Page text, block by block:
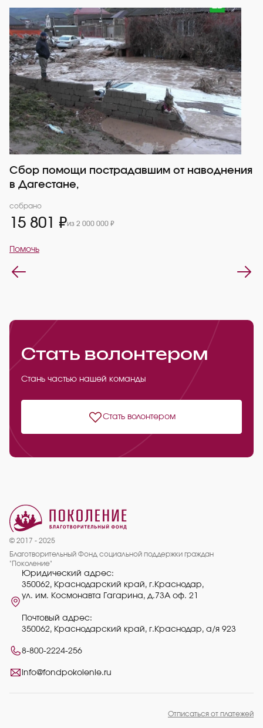
Сбор помощи пострадавшим от наводнения
в Дагестане,
собрано
15 801 ₽из 2 000 000 ₽
Помочь
Стать волонтером
Стань частью нашей команды
Стать волонтером
© 2017 - 2025
Благотворительный Фонд социальной поддержки граждан
"Поколение"
Юридический адрес:
350062, Краснодарский край, г.Краснодар,
ул. им. Космонавта Гагарина, д.73А оф. 21
Почтовый адрес:
350062, Краснодарский край, г.Краснодар, а/я 923
8-800-2224-256
info@fondpokolenie.ru
Отписаться от платежей